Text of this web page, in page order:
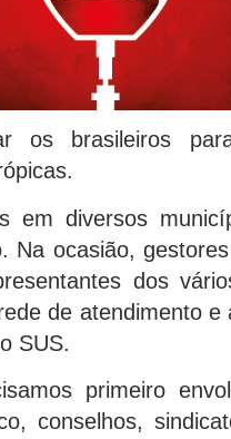
os brasileiros
em diversos
Na ocasião,
dos
de atendimento
SUS.
primeiro
conselhos,